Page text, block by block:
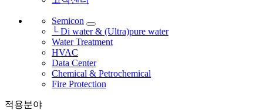
Semicon
└ Di water & (Ultra)pure water
Water Treatment
HVAC
Data Center
Chemical & Petrochemical
Fire Protection
적용분야